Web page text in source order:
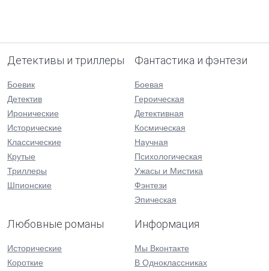
Детективы и триллеры
Боевик
Детектив
Иронические
Исторические
Классические
Крутые
Триллеры
Шпионские
Фантастика и фэнтези
Боевая
Героическая
Детективная
Космическая
Научная
Психологическая
Ужасы и Мистика
Фэнтези
Эпическая
Любовные романы
Исторические
Короткие
Информация
Мы Вконтакте
В Одноклассниках